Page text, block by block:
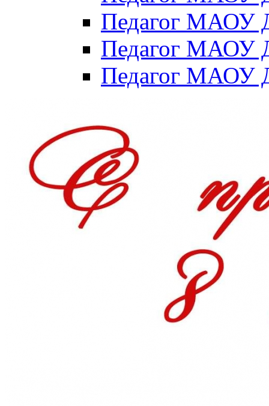
Педагог МАОУ
Педагог МАОУ
Педагог МАОУ